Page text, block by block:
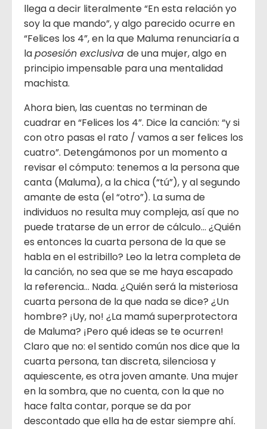
llega a decir literalmente “En esta relación yo
soy la que mando”, y algo parecido ocurre en
“Felices los 4”, en la que Maluma renunciaría a
laposesión exclusiva de una mujer, algo en
principio impensable para una mentalidad
machista.
Ahora bien, las cuentas no terminan de
cuadrar en “Felices los 4”. Dice la canción: “y si
con otro pasas el rato / vamos a ser felices los
cuatro”. Detengámonos por un momento a
revisar el cómputo: tenemos a la persona que
canta (Maluma), a la chica (“tú”), y al segundo
amante de esta (el “otro”). La suma de
individuos no resulta muy compleja, así que no
puede tratarse de un error de cálculo… ¿Quién
es entonces la cuarta persona de la que se
habla en el estribillo? Leo la letra completa de
la canción, no sea que se me haya escapado
la referencia… Nada. ¿Quién será la misteriosa
cuarta persona de la que nada se dice? ¿Un
hombre? ¡Uy, no! ¿La mamá superprotectora
de Maluma? ¡Pero qué ideas se te ocurren!
Claro que no: el sentido común nos dice que la
cuarta persona, tan discreta, silenciosa y
aquiescente, es otra joven amante. Una mujer
en la sombra, que no cuenta, con la que no
hace falta contar, porque se da por
descontado que ella ha de estar siempre ahí.